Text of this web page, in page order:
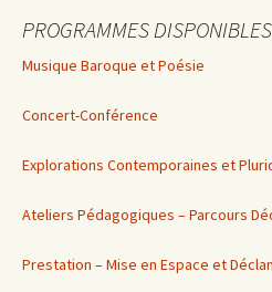
PROGRAMMES
Musique Baroque et Poésie
Concert-Conférence
Explorations Contemporaines et
Ateliers Pédagogiques – Parcours
Prestation – Mise en Espace et